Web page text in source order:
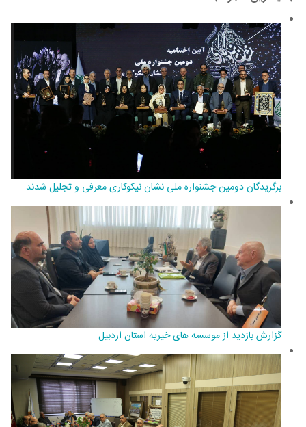
برگزیدگان دومین جشنواره ملی نشان نیکوکاری معرفی و تجلیل شدند
گزارش بازدید از موسسه های خیریه استان اردبیل